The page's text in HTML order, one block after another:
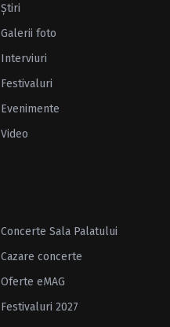
Ştiri
Galerii foto
Interviuri
Festivaluri
Evenimente
Video
Concerte Sala Palatului
Cazare concerte
Oferte eMAG
Festivaluri 2027